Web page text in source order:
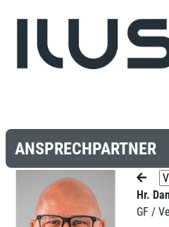
ANSPRECHPARTNER
Hr.
GF /